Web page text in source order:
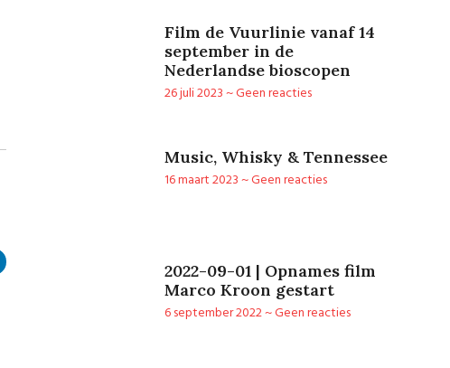
Film de Vuurlinie vanaf 14
september in de
Nederlandse bioscopen
26 juli 2023 Geen reacties
Music, Whisky & Tennessee
16 maart 2023 Geen reacties
2022-09-01 | Opnames film
Marco Kroon gestart
6 september 2022 Geen reacties